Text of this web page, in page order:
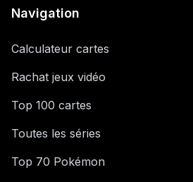
Navigation
Calculateur cartes
Rachat jeux vidéo
Top 100 cartes
Toutes les séries
Top 70 Pokémon